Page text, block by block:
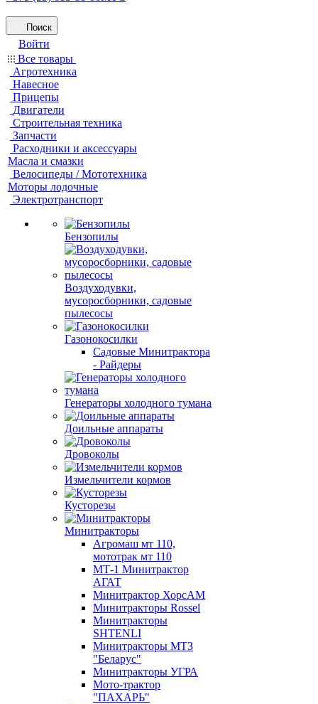
Поиск
Войти
Все товары
Агротехника
Навесное
Прицепы
Двигатели
Строительная техника
Запчасти
Расходники и аксессуары
Масла и смазки
Велосипеды / Мототехника
Моторы лодочные
Электротранспорт
Бензопилы
Воздуходувки,
мусоросборники, cадовые
пылесосы
Газонокосилки
Садовые Минитрактора
- Райдеры
Генераторы холодного тумана
Доильные аппараты
Дровоколы
Измельчители кормов
Кусторезы
Минитракторы
Агромаш мт 110,
мототрак мт 110
МТ-1 Минитрактор
АГАТ
Минитрактор ХорсАМ
Минитракторы Rossel
Минитракторы
SHTENLI
Минитракторы МТЗ
"Беларус"
Минитракторы УГРА
Мото-трактор
"ПАХАРЬ"